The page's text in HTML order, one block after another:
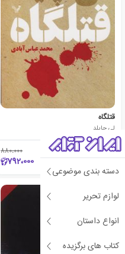
دسته بندی موضوعی
لوازم تحریر
انواع داستان
کتاب های برگزیده
قتلگاه
لی چایلد
٪10 880،000
792،000